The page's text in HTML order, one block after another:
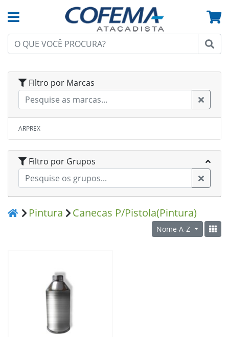
Filtro por Marcas
ARPREX
Filtro por Grupos
Pintura Canecas P/Pistola(Pintura)
Nome A-Z